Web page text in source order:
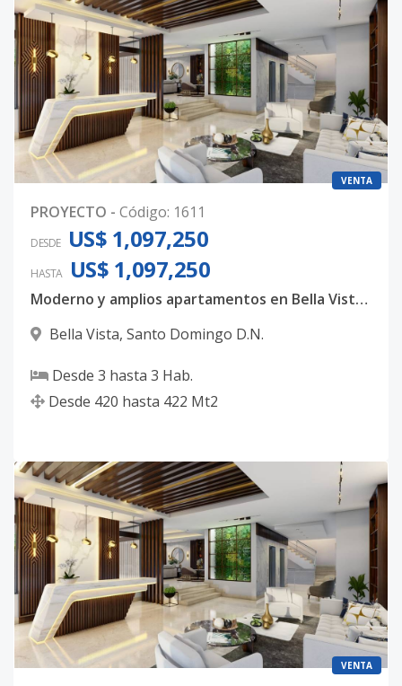
VENTA
PROYECTO - Código: 1611
DESDE US$ 1,097,250
HASTA US$ 1,097,250
Moderno y amplios apartamentos en Bella Vista, con 3 habitaciones, 3.5 baños y 4 parqueos techados
Bella Vista, Santo Domingo D.N.
Desde 3 hasta 3 Hab.
Desde 420 hasta 422 Mt2
VENTA